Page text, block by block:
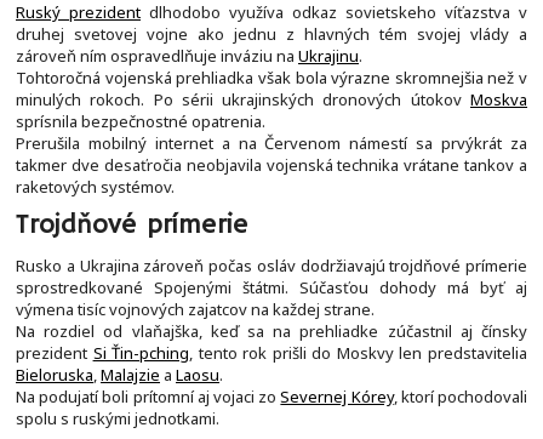
Ruský prezident dlhodobo využíva odkaz sovietskeho víťazstva v
druhej svetovej vojne ako jednu z hlavných tém svojej vlády a
zároveň ním ospravedlňuje inváziu na Ukrajinu.
Tohtoročná vojenská prehliadka však bola výrazne skromnejšia než v
minulých rokoch. Po sérii ukrajinských dronových útokov Moskva
sprísnila bezpečnostné opatrenia.
Prerušila mobilný internet a na Červenom námestí sa prvýkrát za
takmer dve desaťročia neobjavila vojenská technika vrátane tankov a
raketových systémov.
Trojdňové prímerie
Rusko a Ukrajina zároveň počas osláv dodržiavajú trojdňové prímerie
sprostredkované Spojenými štátmi. Súčasťou dohody má byť aj
výmena tisíc vojnových zajatcov na každej strane.
Na rozdiel od vlaňajška, keď sa na prehliadke zúčastnil aj čínsky
prezident Si Ťin-pching, tento rok prišli do Moskvy len predstavitelia
Bieloruska,Malajzie a Laosu.
Na podujatí boli prítomní aj vojaci zoSevernej Kórey, ktorí pochodovali
spolu s ruskými jednotkami.